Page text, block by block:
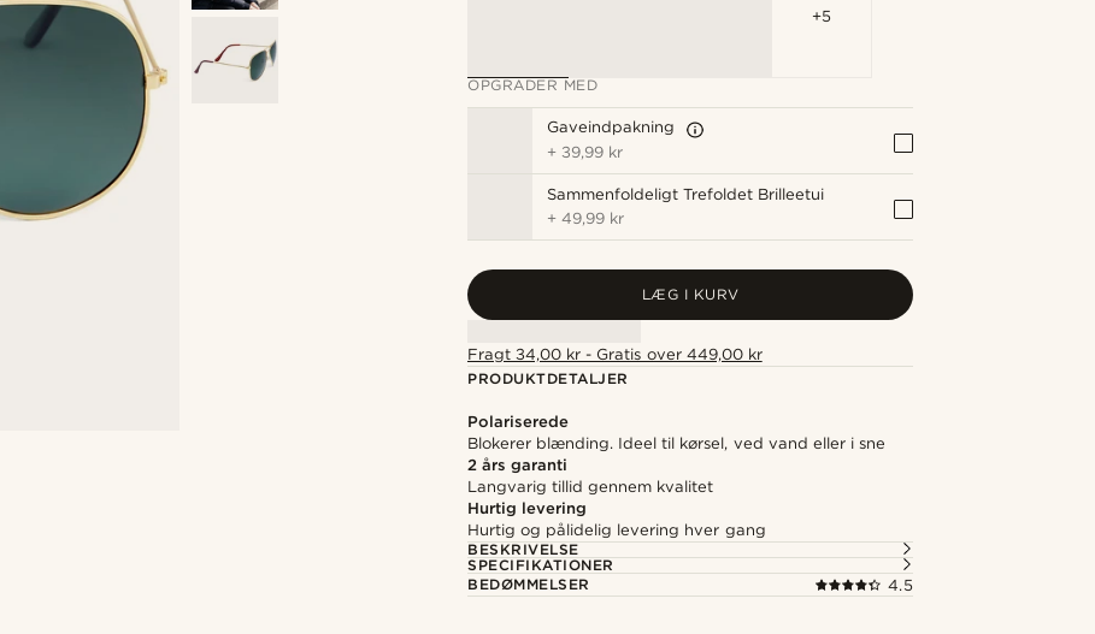
+5
OPGRADER MED
Gaveindpakning
+ 39,99 kr
Sammenfoldeligt Trefoldet Brilleetui
+49,99 kr
LÆG I KURV
Fragt 34,00 kr - Gratis over 449,00 kr
PRODUKTDETALJER
Polariserede
Blokerer blænding. Ideel til kørsel, ved vand eller i sne
2 års garanti
Langvarig tillid gennem kvalitet
Hurtig levering
Hurtig og pålidelig levering hver gang
BESKRIVELSE
SPECIFIKATIONER
BEDØMMELSER
4.5